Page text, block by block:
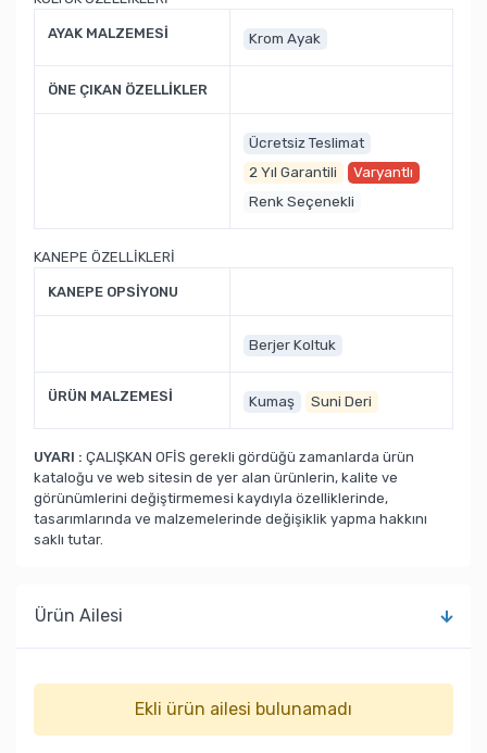
AYAK MALZEMESİ Krom Ayak
ÖNE ÇIKAN ÖZELLİKLER
Ücretsiz Teslimat
2 Yıl Garantili
Varyantlı
Renk Seçenekli
KANEPE ÖZELLİKLERİ
KANEPE OPSİYONU
Berjer Koltuk
ÜRÜN MALZEMESİ Kumaş Suni Deri
UYARI : ÇALIŞKAN OFİS gerekli gördüğü zamanlarda ürün
kataloğu ve web sitesin de yer alan ürünlerin, kalite ve
görünümlerini değiştirmemesi kaydıyla özelliklerinde,
tasarımlarında ve malzemelerinde değişiklik yapma hakkını
saklı tutar.
Ürün Ailesi
Ekli ürün ailesi bulunamadı